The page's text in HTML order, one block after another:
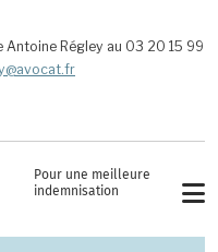
Antoine Régley au 03 20 15 99
Pour une meilleure
indemnisation